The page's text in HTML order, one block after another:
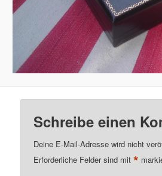
Schreibe einen
Deine E-Mail-Adresse wird nicht
Erforderliche Felder sind mit*